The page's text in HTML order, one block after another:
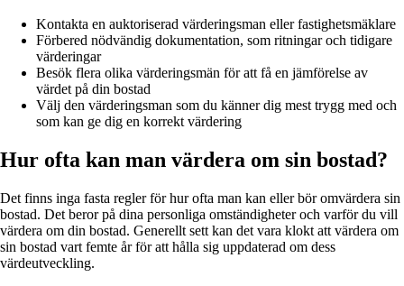
Kontakta en auktoriserad värderingsman eller fastighetsmäklare
Förbered nödvändig dokumentation, som ritningar och tidigare
värderingar
Besök flera olika värderingsmän för att få en jämförelse av
värdet på din bostad
Välj den värderingsman som du känner dig mest trygg med och
som kan ge dig en korrekt värdering
Hur ofta kan man värdera om sin bostad?
Det finns inga fasta regler för hur ofta man kan eller bör omvärdera sin
bostad. Det beror på dina personliga omständigheter och varför du vill
värdera om din bostad. Generellt sett kan det vara klokt att värdera om
sin bostad vart femte år för att hålla sig uppdaterad om dess
värdeutveckling.